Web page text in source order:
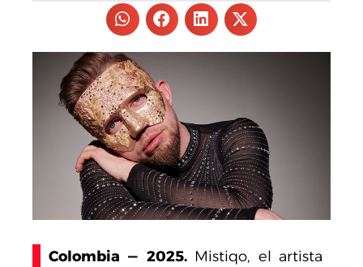
Colombia — 2025.Mistiqo, el artista